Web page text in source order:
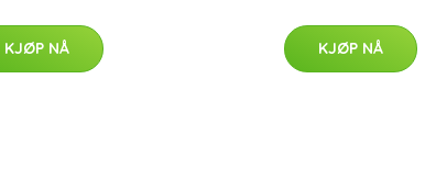
KJØP NÅ KJØP NÅ